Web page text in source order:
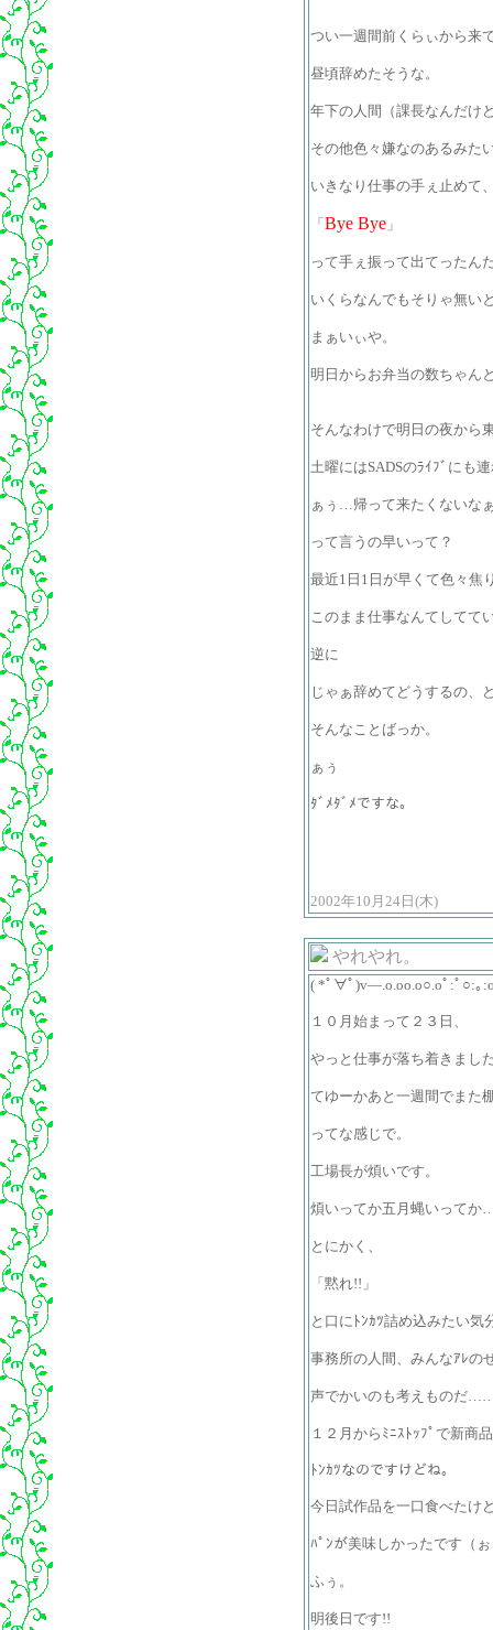
つい一週間前くらぃから来
昼頃辞めたそうな。
年下の人間（課長なんだけ
その他色々嫌なのあるみた
いきなり仕事の手ぇ止めて
「 Bye Bye 」
って手ぇ振って出てったん
いくらなんでもそりゃ無い
まぁいぃや。
明日からお弁当の数ちゃん
そんなわけで明日の夜から
土曜にはSADSのﾗｲﾌﾞにも
ぁぅ…帰って来たくない
って言うの早いって？
最近1日1日が早くて色々焦
このまま仕事なんてしてて
逆に
じゃぁ辞めてどうするの、
そんなことばっか。
ぁぅ
ﾀﾞﾒﾀﾞﾒですな。
2002年10月24日(木)
やれやれ。
( *ﾟ∀ﾟ)v―.o.oo.o○.oﾟ:ﾟ○:｡
１０月始まって２３日、
やっと仕事が落ち着きまし
てゆーかあと一週間でまた
ってな感じで。
工場長が煩いです。
煩いってか五月蝿いってか
とにかく、
「黙れ!!」
と口にﾄﾝｶﾂ詰め込みたい気
事務所の人間、みんなｱﾚの
声でかいのも考えものだ
１２月からﾐﾆｽﾄｯﾌﾟで新商
ﾄﾝｶﾂなのですけどね。
今日試作品を一口食べたけ
ﾊﾟﾝが美味しかったです（ぉ
ふぅ。
明後日です!!